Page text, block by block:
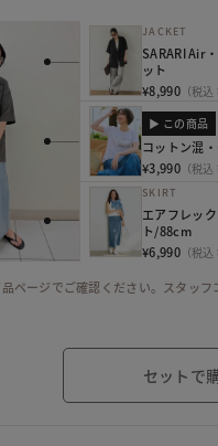
JACKET
SARARI Air
ット
¥8,990（税込
▶ この商品
コットン混
¥3,990（税込
SKIRT
エアフレッ
ト/88cm
¥6,990（税込
ページでご確認ください。スタッフ
セットで